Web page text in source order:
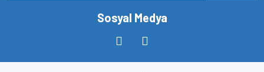
Sosyal Medya